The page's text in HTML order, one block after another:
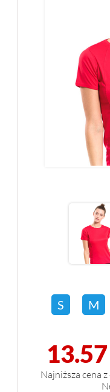
S M
13.57
Najniższa cena